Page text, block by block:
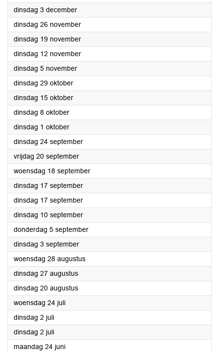
dinsdag 3 december2024
dinsdag 26 november2024
dinsdag 19 november2024
dinsdag 12 november2024
dinsdag 5 november2024
dinsdag 29 oktober2024
dinsdag 15 oktober2024
dinsdag 8 oktober2024
dinsdag 1 oktober2024
dinsdag 24 september2024
vrijdag 20 september2024
woensdag 18 september2024
dinsdag 17 september2024
dinsdag 17 september2024
dinsdag 10 september2024
donderdag 5 september2024
dinsdag 3 september2024
woensdag 28 augustus2024
dinsdag 27 augustus2024
dinsdag 20 augustus2024
woensdag 24 juli2024
dinsdag 2 juli2024
dinsdag 2 juli2024
maandag 24 juni2024